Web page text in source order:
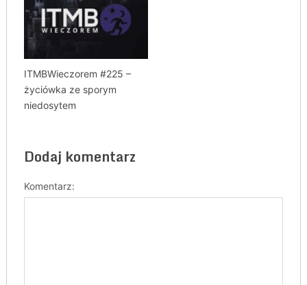
ITMBWieczorem #225 –
życiówka ze sporym
niedosytem
Dodaj komentarz
Komentarz: